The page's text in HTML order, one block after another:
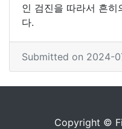
인 검진을 따라서 흔히
다.
Submitted on 2024-
Copyright ©